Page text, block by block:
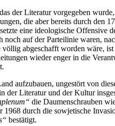
der Literatur vorgegeben
die aber bereits durch den
eine ideologische Offensive
auf der Parteilinie waren,
abgeschafft worden wäre,
wieder enger in die
aufzubauen, ungestört von
der Literatur und der Kultur
die Daumenschrauben
1968 durch die sowjetische
bestätigt.